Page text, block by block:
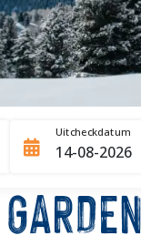
Uitcheckdatum